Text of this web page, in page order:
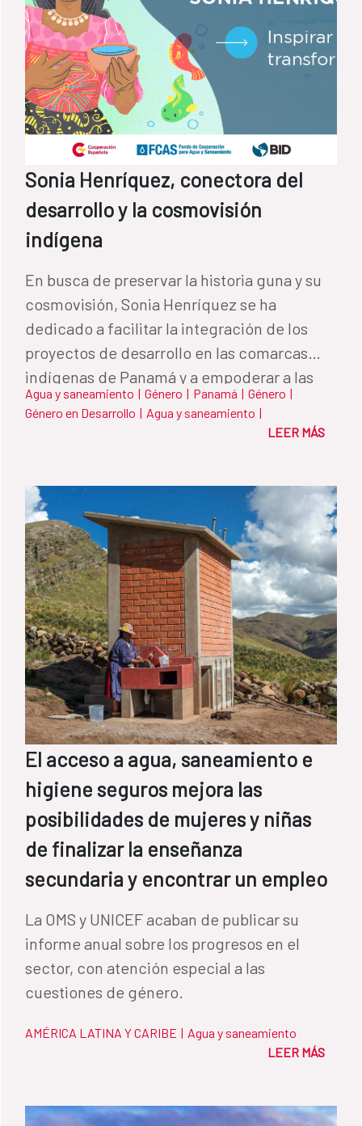
Sonia Henríquez, conectora del
desarrollo y la cosmovisión
indígena
En busca de preservar la historia guna y su
cosmovisión, Sonia Henríquez se ha
dedicado a facilitar la integración de los
proyectos de desarrollo en las comarcas
indígenas de Panamá y a empoderar a las
mujeres de su comunidad.
Agua y saneamiento | Género | Panamá | Género |
Género en Desarrollo | Agua y saneamiento |
LEER MÁS
El acceso a agua, saneamiento e
higiene seguros mejora las
posibilidades de mujeres y niñas
de finalizar la enseñanza
secundaria y encontrar un empleo
La OMS y UNICEF acaban de publicar su
informe anual sobre los progresos en el
sector, con atención especial a las
cuestiones de género.
AMÉRICA LATINA Y CARIBE | Agua y saneamiento
LEER MÁS